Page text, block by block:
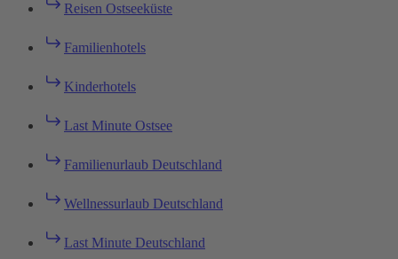
Reisen Ostseeküste
Familienhotels
Kinderhotels
Last Minute Ostsee
Familienurlaub Deutschland
Wellnessurlaub Deutschland
Last Minute Deutschland